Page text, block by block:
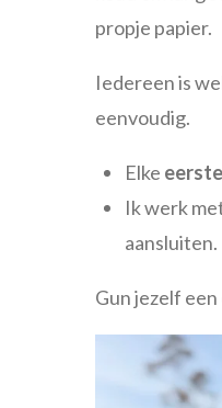
propje papier.
Iedereen is
eenvoudig.
Elke
Ik werk
aansluiten.
Gun jezelf